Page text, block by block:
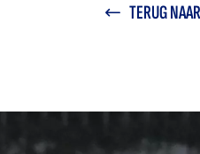
TERUG